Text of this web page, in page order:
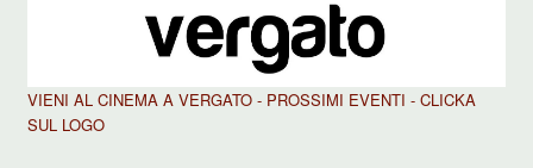
VIENI AL CINEMA A VERGATO - PROSSIMI EVENTI - CLICKA
SUL LOGO